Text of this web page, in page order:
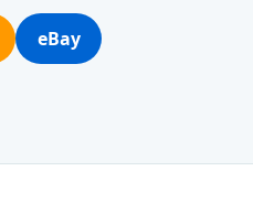
eBay